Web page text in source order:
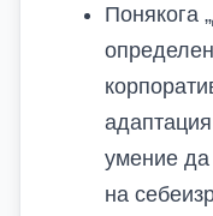
Понякога
умение
на